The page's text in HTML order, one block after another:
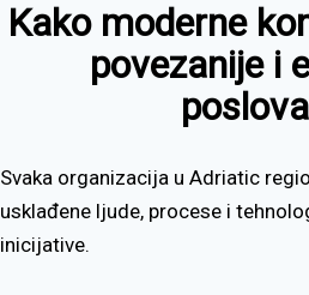
Kako moderne
povezanije i
Svaka organizacija u Adriatic
usklađene ljude, procese i
inicijative.